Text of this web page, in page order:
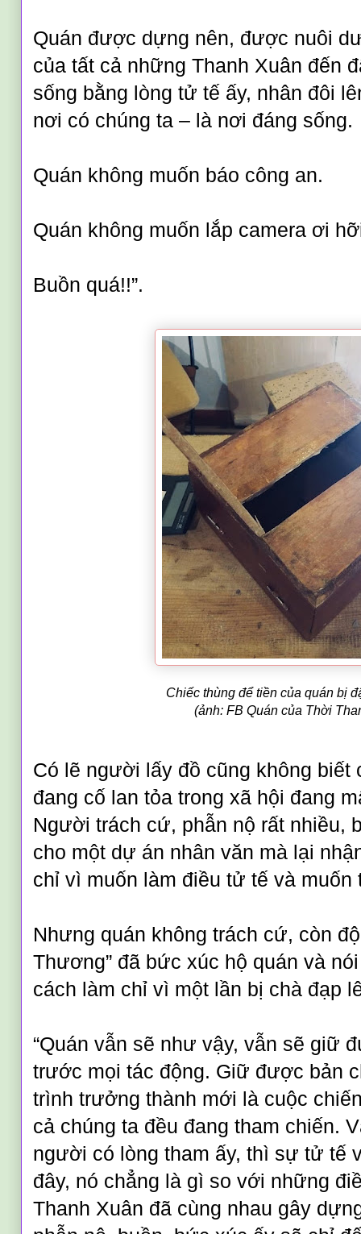
Quán được dựng nên, được nuôi
của tất cả những Thanh Xuân đến
sống bằng lòng tử tế ấy, nhân đôi
nơi có chúng ta – là nơi đáng sống.
Quán không muốn báo công an.
Quán không muốn lắp camera ơi
Buồn quá!!”.
Chiếc thùng để tiền của quán bị
(ảnh: FB Quán của Thời
Có lẽ người lấy đồ cũng không biết
đang cố lan tỏa trong xã hội đang
Người trách cứ, phẫn nộ rất nhiều,
cho một dự án nhân văn mà lại
chỉ vì muốn làm điều tử tế và muốn
Nhưng quán không trách cứ, còn
Thương” đã bức xúc hộ quán và
cách làm chỉ vì một lần bị chà đạp
“Quán vẫn sẽ như vậy, vẫn sẽ giữ
trước mọi tác động. Giữ được bản
trình trưởng thành mới là cuộc
cả chúng ta đều đang tham chiến.
người có lòng tham ấy, thì sự tử tế
đây, nó chẳng là gì so với những
Thanh Xuân đã cùng nhau gây